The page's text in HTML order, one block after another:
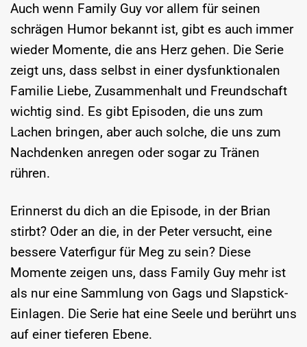
Auch wenn Family Guy vor allem für seinen
schrägen Humor bekannt ist, gibt es auch immer
wieder Momente, die ans Herz gehen. Die Serie
zeigt uns, dass selbst in einer dysfunktionalen
Familie Liebe, Zusammenhalt und Freundschaft
wichtig sind. Es gibt Episoden, die uns zum
Lachen bringen, aber auch solche, die uns zum
Nachdenken anregen oder sogar zu Tränen
rühren.
Erinnerst du dich an die Episode, in der Brian
stirbt? Oder an die, in der Peter versucht, eine
bessere Vaterfigur für Meg zu sein? Diese
Momente zeigen uns, dass Family Guy mehr ist
als nur eine Sammlung von Gags und Slapstick-
Einlagen. Die Serie hat eine Seele und berührt uns
auf einer tieferen Ebene.